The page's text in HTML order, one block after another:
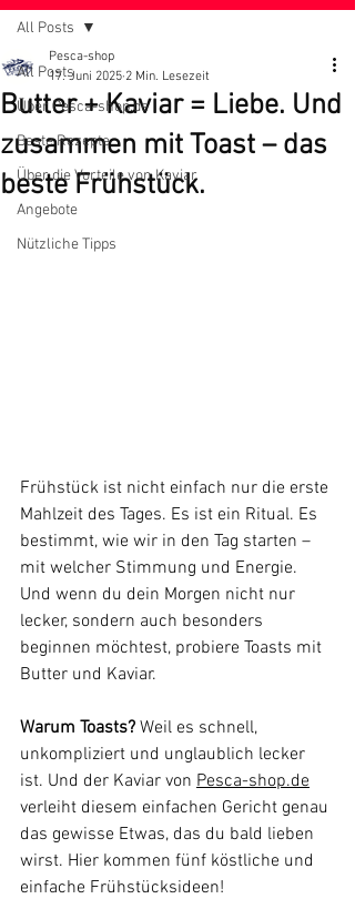
All Posts
Über Pesca-shop.de
Beste Rezepte
​Über die Vorteile von Kaviar
Angebote
Nützliche Tipps
All Posts
Butter + Kaviar = Liebe. Und
zusammen mit Toast – das
beste Frühstück.
Pesca-shop
17. Juni 2025 2 Min. Lesezeit
Frühstück ist nicht einfach nur die erste
Mahlzeit des Tages. Es ist ein Ritual. Es
bestimmt, wie wir in den Tag starten –
mit welcher Stimmung und Energie.
Und wenn du dein Morgen nicht nur
lecker, sondern auch besonders
beginnen möchtest, probiere Toasts mit
Butter und Kaviar.
Warum Toasts? Weil es schnell,
unkompliziert und unglaublich lecker
ist. Und der Kaviar von Pesca-shop.de
verleiht diesem einfachen Gericht genau
das gewisse Etwas, das du bald lieben
wirst. Hier kommen fünf köstliche und
einfache Frühstücksideen!